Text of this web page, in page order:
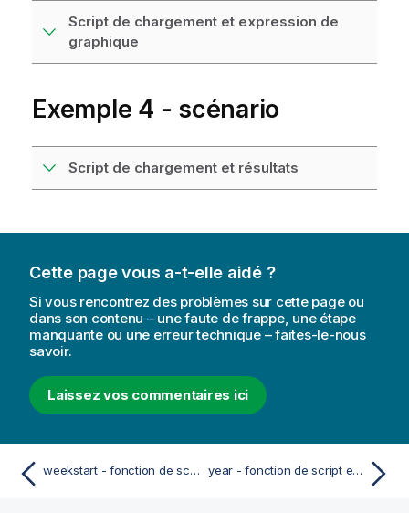
Script de chargement et expression de
graphique
Exemple 4 - scénario
Script de chargement et résultats
Cette page vous a-t-elle aidé ?
Si vous rencontrez des problèmes sur cette page ou
dans son contenu – une faute de frappe, une étape
manquante ou une erreur technique – faites-le-nous
savoir.
Laissez vos commentaires ici
weekstart - fonction de script et fonction de graphique year - fonction de script et fonction de graphique